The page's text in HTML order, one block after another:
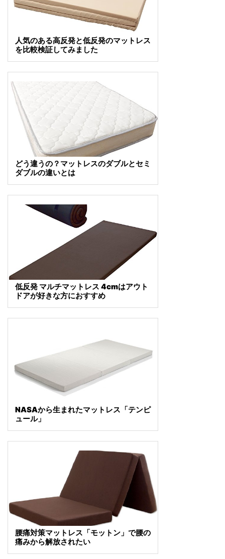
人気のある高反発と低反発のマットレス
を比較検証してみました
どう違うの？マットレスのダブルとセミ
ダブルの違いとは
低反発 マルチマットレス 4cmはアウト
ドアが好きな方におすすめ
NASAから生まれたマットレス「テンピ
ュール」
腰痛対策マットレス「モットン」で腰の
痛みから解放されたい